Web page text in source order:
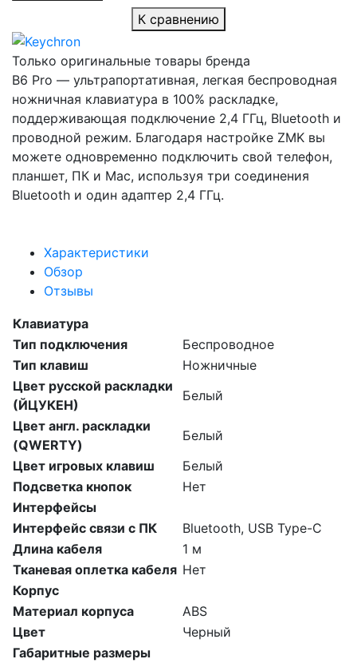
К сравнению
Только оригинальные товары бренда
B6 Pro — ультрапортативная, легкая беспроводная
ножничная клавиатура в 100% раскладке,
поддерживающая подключение 2,4 ГГц, Bluetooth и
проводной режим. Благодаря настройке ZMK вы
можете одновременно подключить свой телефон,
планшет, ПК и Mac, используя три соединения
Bluetooth и один адаптер 2,4 ГГц.
Характеристики
Обзор
Отзывы
Клавиатура
Тип подключения
Беспроводное
Тип клавиш
Ножничные
Цвет русской раскладки
(ЙЦУКЕН)
Белый
Цвет англ. раскладки
(QWERTY)
Белый
Цвет игровых клавиш
Белый
Подсветка кнопок
Нет
Интерфейсы
Интерфейс связи с ПК
Bluetooth, USB Type-C
Длина кабеля
1 м
Тканевая оплетка кабеля Нет
Корпус
Материал корпуса
ABS
Цвет
Черный
Габаритные размеры